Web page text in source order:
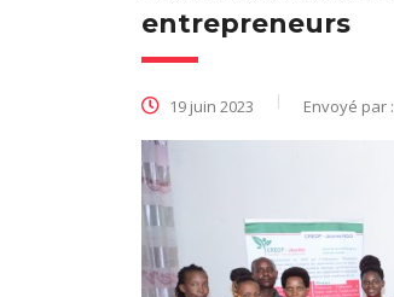
entrepreneurs
19 juin 2023 Envoyé par :